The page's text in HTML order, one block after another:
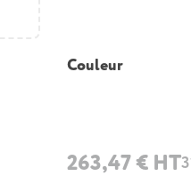
Couleur
263,47 € HT